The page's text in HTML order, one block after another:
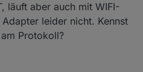
läuft aber auch mit WIFI-
leider nicht. Kennst
Protokoll?